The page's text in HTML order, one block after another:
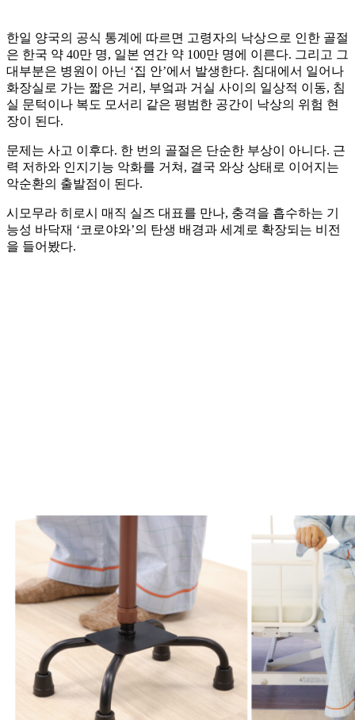
한일 양국의 공식 통계에 따르면 고령자의 낙상으로 인한 골절
은 한국 약 40만 명, 일본 연간 약 100만 명에 이른다. 그리고 그
대부분은 병원이 아닌 ‘집 안’에서 발생한다. 침대에서 일어나
화장실로 가는 짧은 거리, 부엌과 거실 사이의 일상적 이동, 침
실 문턱이나 복도 모서리 같은 평범한 공간이 낙상의 위험 현
장이 된다.
문제는 사고 이후다. 한 번의 골절은 단순한 부상이 아니다. 근
력 저하와 인지기능 악화를 거쳐, 결국 와상 상태로 이어지는
악순환의 출발점이 된다.
시모무라 히로시 매직 실즈 대표를 만나, 충격을 흡수하는 기
능성 바닥재 ‘코로야와’의 탄생 배경과 세계로 확장되는 비전
을 들어봤다.